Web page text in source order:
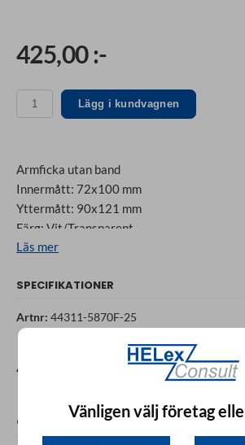
425,00 :-
Lägg i kundvagnen
Armficka utan band
Innermått: 72x100 mm
Yttermått: 90x121 mm
Färg: Vit/Transparent
Material: Vinyl
Säljes i 25, 50 eller 100 pack
Läs mer
SPECIFIKATIONER
Artnr: 44311-5870F-25
Artnr: 71400-1000-25
OMDÖMEN
Vänligen välj företag